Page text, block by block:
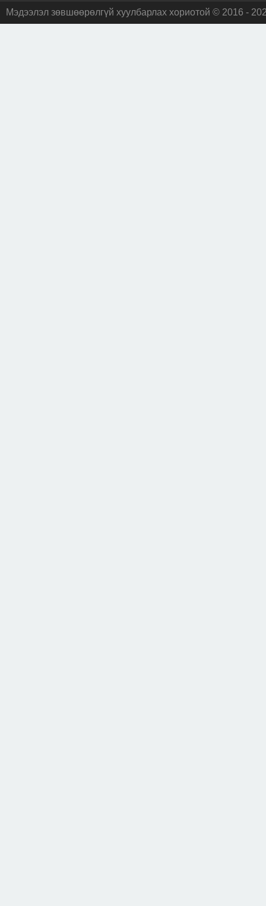
Мэдээлэл зөвшөөрөлгүй хуулбарлах хориотой © 2016 -